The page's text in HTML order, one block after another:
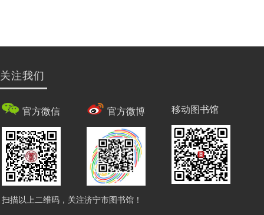
关注我们
官方微信 官方微博 移动图书馆
扫描以上二维码，关注济宁市图书馆！